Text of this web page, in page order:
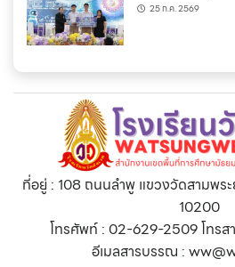
25 ก.ค. 2569
ที่อยู่ : 108 ถนนลำพู แขวงวัดสามพร
10200
โทรศัพท์ : 02-629-2509 โทร
อีเมลสารบรรณ :